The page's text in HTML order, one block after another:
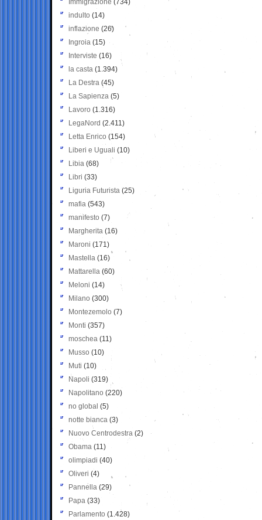
Immigrazione (734)
indulto (14)
inflazione (26)
Ingroia (15)
Interviste (16)
la casta (1.394)
La Destra (45)
La Sapienza (5)
Lavoro (1.316)
LegaNord (2.411)
Letta Enrico (154)
Liberi e Uguali (10)
Libia (68)
Libri (33)
Liguria Futurista (25)
mafia (543)
manifesto (7)
Margherita (16)
Maroni (171)
Mastella (16)
Mattarella (60)
Meloni (14)
Milano (300)
Montezemolo (7)
Monti (357)
moschea (11)
Musso (10)
Muti (10)
Napoli (319)
Napolitano (220)
no global (5)
notte bianca (3)
Nuovo Centrodestra (2)
Obama (11)
olimpiadi (40)
Oliveri (4)
Pannella (29)
Papa (33)
Parlamento (1.428)